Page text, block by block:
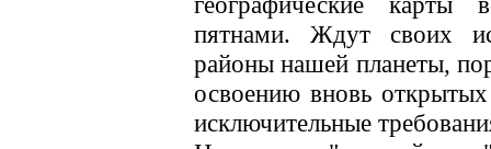
пятнами. Ждут своих
районы нашей планеты,
освоению вновь
исключительные